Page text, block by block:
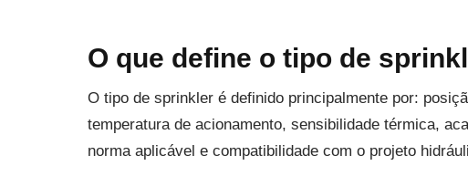
O que define o tipo de
O tipo de sprinkler é definido principalmente por:
temperatura de acionamento, sensibilidade térmica,
norma aplicável e compatibilidade com o projeto